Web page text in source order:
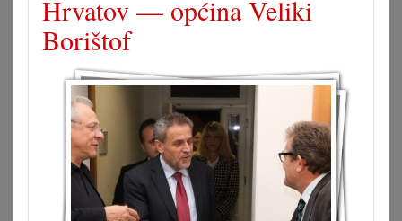
Hrvatov — općina Veliki
Borištof